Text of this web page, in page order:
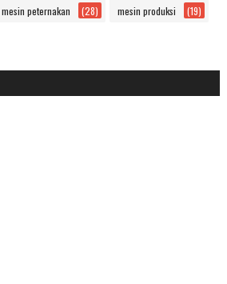
mesin peternakan (28) mesin produksi (19)